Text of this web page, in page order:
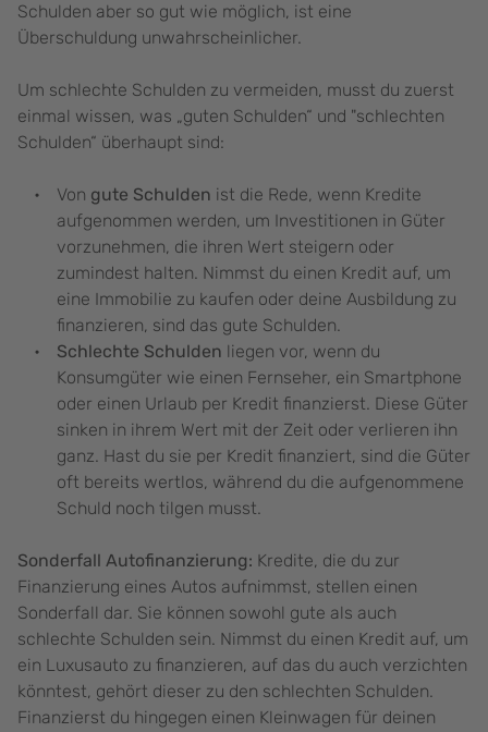
Schulden aber so gut wie möglich, ist eine
Überschuldung unwahrscheinlicher.
Um schlechte Schulden zu vermeiden, musst du zuerst
einmal wissen, was „guten Schulden“ und "schlechten
Schulden“ überhaupt sind:
Von gute Schulden ist die Rede, wenn Kredite
aufgenommen werden, um Investitionen in Güter
vorzunehmen, die ihren Wert steigern oder
zumindest halten. Nimmst du einen Kredit auf, um
eine Immobilie zu kaufen oder deine Ausbildung zu
finanzieren, sind das gute Schulden.
Schlechte Schulden liegen vor, wenn du
Konsumgüter wie einen Fernseher, ein Smartphone
oder einen Urlaub per Kredit finanzierst. Diese Güter
sinken in ihrem Wert mit der Zeit oder verlieren ihn
ganz. Hast du sie per Kredit finanziert, sind die Güter
oft bereits wertlos, während du die aufgenommene
Schuld noch tilgen musst.
Sonderfall Autofinanzierung: Kredite, die du zur
Finanzierung eines Autos aufnimmst, stellen einen
Sonderfall dar. Sie können sowohl gute als auch
schlechte Schulden sein. Nimmst du einen Kredit auf, um
ein Luxusauto zu finanzieren, auf das du auch verzichten
könntest, gehört dieser zu den schlechten Schulden.
Finanzierst du hingegen einen Kleinwagen für deinen